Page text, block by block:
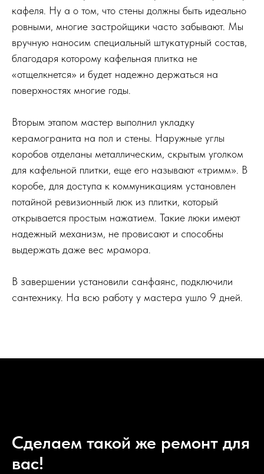
кафеля. Ну а о том, что стены должны быть идеально
ровными, многие застройщики часто забывают. Мы
вручную наносим специальный штукатурный состав,
благодаря которому кафельная плитка не
«отщелкнется» и будет надежно держаться на
поверхностях многие годы.
Вторым этапом мастер выполнил укладку
керамогранита на пол и стены. Наружные углы
коробов отделаны металлическим, скрытым уголком
для кафельной плитки, еще его называют «тримм». В
коробе, для доступа к коммуникациям установлен
потайной ревизионный люк из плитки, который
открывается простым нажатием. Такие люки имеют
надежный механизм, не провисают и способны
выдержать даже вес мрамора.
В завершении установили санфаянс, подключили
сантехнику. На всю работу у мастера ушло 9 дней.
Сделаем такой же ремонт для
вас!